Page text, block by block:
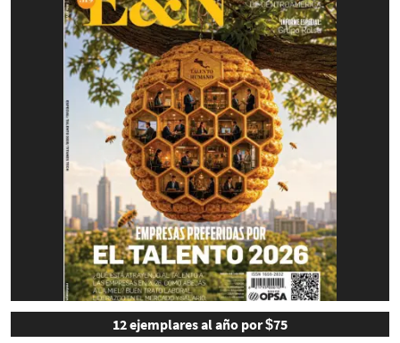
12 ejemplares al año por $75